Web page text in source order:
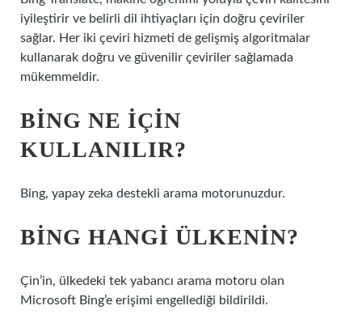
iyileştirir ve belirli dil ihtiyaçları için doğru çeviriler
sağlar. Her iki çeviri hizmeti de gelişmiş algoritmalar
kullanarak doğru ve güvenilir çeviriler sağlamada
mükemmeldir.
BING NE IÇIN
KULLANILIR?
Bing, yapay zeka destekli arama motorunuzdur.
BING HANGI ÜLKENIN?
Çin’in, ülkedeki tek yabancı arama motoru olan
Microsoft Bing’e erişimi engellediği bildirildi.